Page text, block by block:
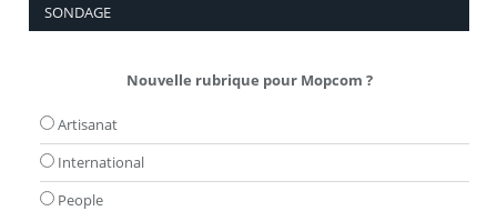
SONDAGE
Nouvelle rubrique pour Mopcom ?
Artisanat
International
People